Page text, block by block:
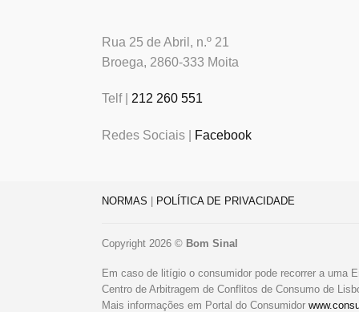
Rua 25 de Abril, n.º 21
Broega, 2860-333 Moita
Telf | 212 260 551
Redes Sociais | Facebook
NORMAS POLÍTICA DE PRIVACIDADE
Copyright 2026 © Bom Sinal
Em caso de litígio o consumidor pode recorrer a uma
Centro de Arbitragem de Conflitos de Consumo de
Mais informações em Portal do Consumidor